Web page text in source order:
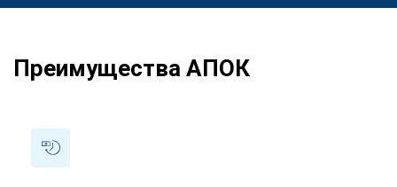
Преимущества АПОК